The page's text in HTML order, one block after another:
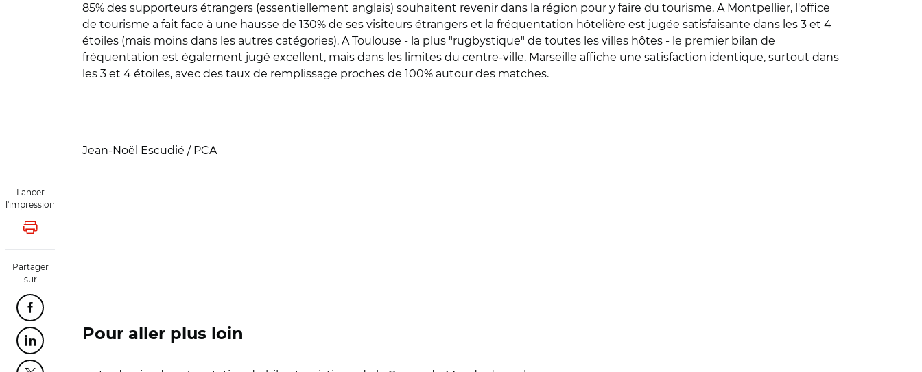
Lancer
l'impression
Lancer l'impression
Partager
sur
Partager cette page sur Facebook
Partager cette page sur Linkedin
85% des supporteurs étrangers (essentiellement anglais) souhaitent revenir dans la région pour y faire du tourisme. A Montpellier, l'office
de tourisme a fait face à une hausse de 130% de ses visiteurs étrangers et la fréquentation hôtelière est jugée satisfaisante dans les 3 et 4
étoiles (mais moins dans les autres catégories). A Toulouse - la plus "rugbystique" de toutes les villes hôtes - le premier bilan de
fréquentation est également jugé excellent, mais dans les limites du centre-ville. Marseille affiche une satisfaction identique, surtout dans
les 3 et 4 étoiles, avec des taux de remplissage proches de 100% autour des matches.
Jean-Noël Escudié / PCA
Pour aller plus loin